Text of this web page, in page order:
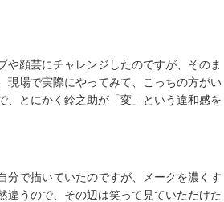
顔芸にチャレンジしたのですが、そのま
現場で実際にやってみて、こっちの方がい
、とにかく鈴之助が「変」という違和感を
で描いていたのですが、メークを濃くす
違うので、その辺は笑って見ていただけた